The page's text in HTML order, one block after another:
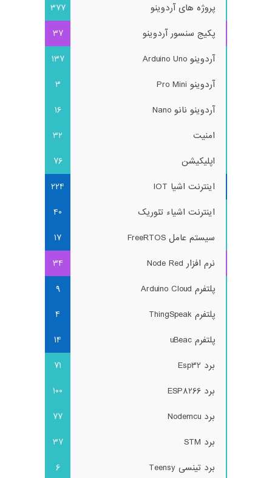
پروژه های آردوینو
377
پکیج سنسور آردوینو
37
آردوینو Arduino Uno
137
آردوینو Pro Mini
3
آردوینو نانو Nano
16
امنیت
32
اپلیکیشن
76
اینترنت اشیا IOT
224
اینترنت اشیاء تئوریک
40
سیستم عامل FreeRTOS
17
نرم افزار Node Red
34
پلتفرم Arduino Cloud
9
پلتفرم ThingSpeak
4
پلتفرم uBeac
14
برد Esp32
71
برد ESP8266
100
برد Nodemcu
77
برد STM
37
برد تینسی Teensy
6